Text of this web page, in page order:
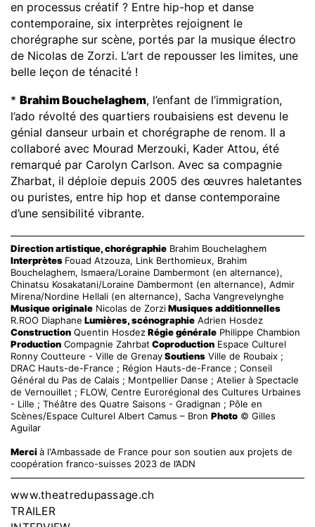
en processus créatif ? Entre hip-hop et danse
contemporaine, six interprètes rejoignent le
chorégraphe sur scène, portés par la musique électro
de Nicolas de Zorzi. L’art de repousser les limites, une
belle leçon de ténacité !
* Brahim Bouchelaghem, l’enfant de l’immigration,
l’ado révolté des quartiers roubaisiens est devenu le
génial danseur urbain et chorégraphe de renom. Il a
collaboré avec Mourad Merzouki, Kader Attou, été
remarqué par Carolyn Carlson. Avec sa compagnie
Zharbat, il déploie depuis 2005 des œuvres haletantes
ou puristes, entre hip hop et danse contemporaine
d’une sensibilité vibrante.
Direction artistique, chorégraphie Brahim Bouchelaghem
Interprètes Fouad Atzouza, Link Berthomieux, Brahim
Bouchelaghem, Ismaera/Loraine Dambermont (en alternance),
Chinatsu Kosakatani/Loraine Dambermont (en alternance), Admir
Mirena/Nordine Hellali (en alternance), Sacha Vangrevelynghe
Musique originale Nicolas de ZorziMusiques additionnelles
R.ROO Diaphane Lumières, scénographie Adrien Hosdez
Construction Quentin HosdezRégie générale Philippe Chambion
Production Compagnie Zahrbat Coproduction Espace Culturel
Ronny Coutteure - Ville de GrenaySoutiens Ville de Roubaix ;
DRAC Hauts-de-France ; Région Hauts-de-France ; Conseil
Général du Pas de Calais ; Montpellier Danse ; Atelier à Spectacle
de Vernouillet ; FLOW, Centre Eurorégional des Cultures Urbaines
- Lille ; Théâtre des Quatre Saisons - Gradignan ; Pôle en
Scènes/Espace Culturel Albert Camus – Bron Photo © Gilles
Aguilar
Mercià l'Ambassade de France pour son soutien aux projets de
coopération franco-suisses 2023 de l’ADN
www.theatredupassage.ch
TRAILER